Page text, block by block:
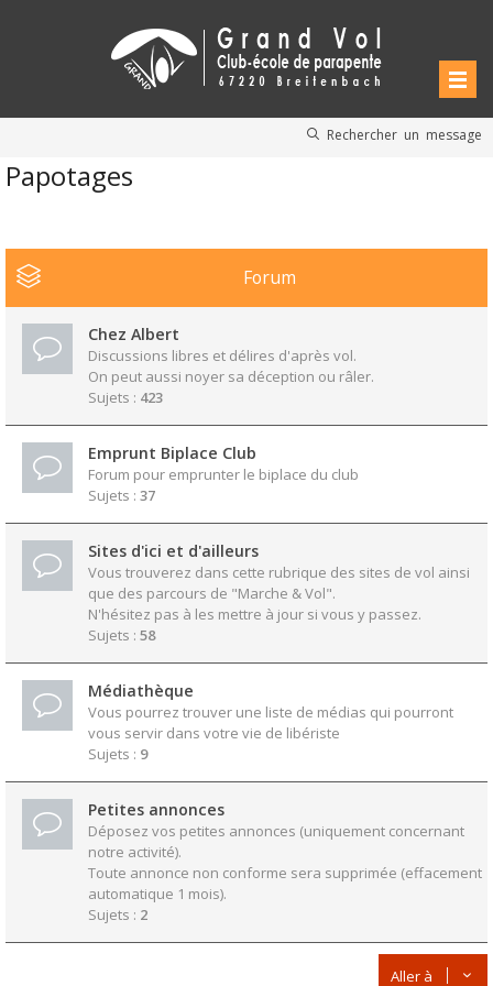
Rechercher un message
Papotages
Forum
Chez Albert
Discussions libres et délires d'après vol.
On peut aussi noyer sa déception ou râler.
Sujets : 423
Emprunt Biplace Club
Forum pour emprunter le biplace du club
Sujets : 37
Sites d'ici et d'ailleurs
Vous trouverez dans cette rubrique des sites de vol ainsi
que des parcours de "Marche & Vol".
N'hésitez pas à les mettre à jour si vous y passez.
Sujets : 58
Médiathèque
Vous pourrez trouver une liste de médias qui pourront
vous servir dans votre vie de libériste
Sujets : 9
Petites annonces
Déposez vos petites annonces (uniquement concernant
notre activité).
Toute annonce non conforme sera supprimée (effacement
automatique 1 mois).
Sujets : 2
Aller à